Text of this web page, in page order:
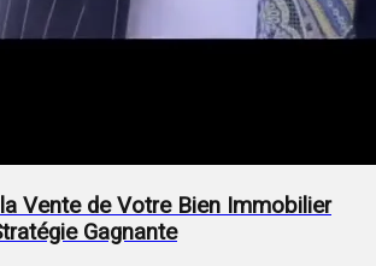
Vente de Votre Bien Immobilier
Gagnante